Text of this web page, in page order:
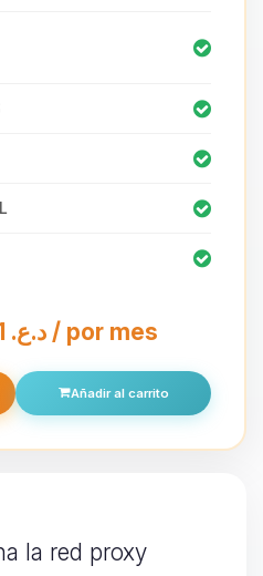
Desde 3621 د.ع.‏ / por mes
Añadir al carrito
la red proxy